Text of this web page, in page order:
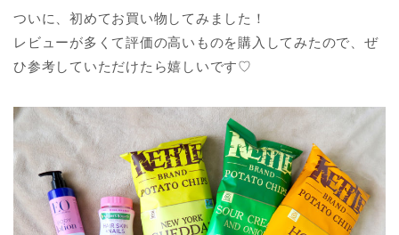
ついに、初めてお買い物してみました！
レビューが多くて評価の高いものを購入してみたので、ぜ
ひ参考していただけたら嬉しいです♡